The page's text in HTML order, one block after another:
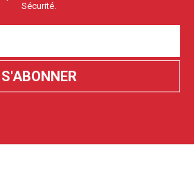
Sécurité.